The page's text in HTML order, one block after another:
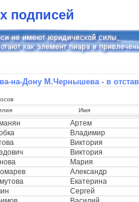
подписей
на-Дону М.Чернышева - в
Имя
Артем
Владимир
Виктория
Виктория
Мария
Александр
Екатерина
Сергей